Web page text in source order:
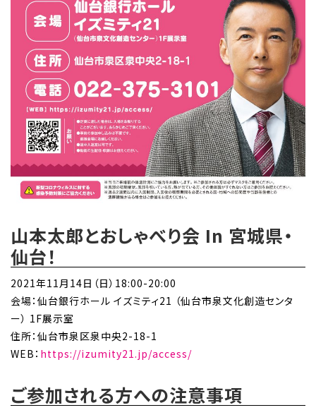
山本太郎とおしゃべり会 In 宮城県・
仙台！
2021年11月14日（日）18:00-20:00
会場：仙台銀行ホール イズミティ21 （仙台市泉文化創造センタ
ー） 1F展示室
住所：仙台市泉区泉中央2-18-1
WEB： https://izumity21.jp/access/
ご参加される方への注意事項